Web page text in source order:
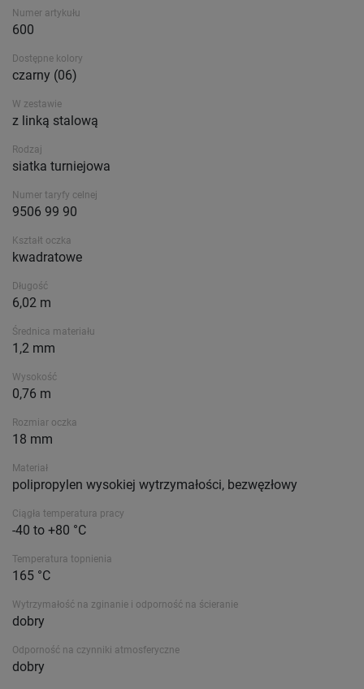
Numer artykułu
600
Dostępne kolory
czarny (06)
W zestawie
z linką stalową
Rodzaj
siatka turniejowa
Numer taryfy celnej
9506 99 90
Kształt oczka
kwadratowe
Długość
6,02 m
Średnica materiału
1,2 mm
Wysokość
0,76 m
Rozmiar oczka
18 mm
Materiał
polipropylen wysokiej wytrzymałości, bezwęzłowy
Ciągła temperatura pracy
-40 to +80 °C
Temperatura topnienia
165 °C
Wytrzymałość na zginanie i odporność na ścieranie
dobry
Odporność na czynniki atmosferyczne
dobry